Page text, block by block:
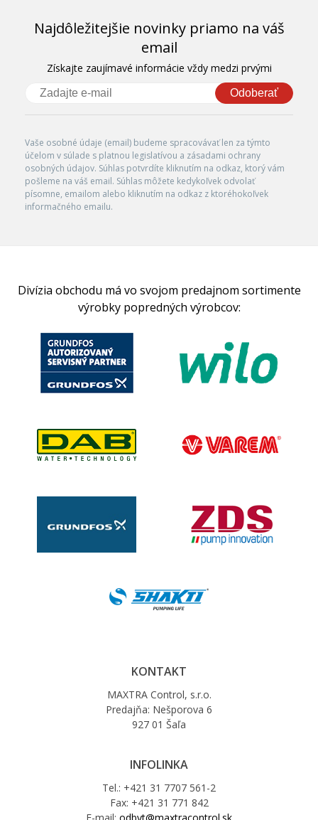
Najdôležitejšie novinky priamo na váš
email
Získajte zaujímavé informácie vždy medzi prvými
Odoberať
Vaše osobné údaje (email) budeme spracovávať len za týmto
účelom v súlade s platnou legislatívou a zásadami ochrany
osobných údajov. Súhlas potvrdíte kliknutím na odkaz, ktorý vám
pošleme na váš email. Súhlas môžete kedykoľvek odvolať
písomne, emailom alebo kliknutím na odkaz z ktoréhokoľvek
informačného emailu.
Divízia obchodu má vo svojom predajnom sortimente
výrobky popredných výrobcov:
KONTAKT
MAXTRA Control, s.r.o.
Predajňa: Nešporova 6
927 01 Šaľa
INFOLINKA
Tel.: +421 31 7707 561-2
Fax: +421 31 771 842